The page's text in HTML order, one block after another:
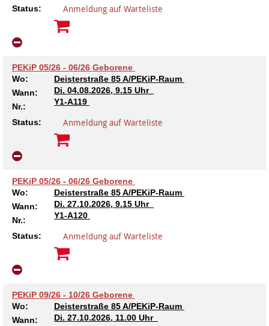
Status: Anmeldung auf Warteliste
PEKiP 05/26 - 06/26 Geborene
Wo:
Deisterstraße 85 A/PEKiP-Raum
Wann:
Di. 04.08.2026, 9.15 Uhr
Nr.:
Y1-A119
Status: Anmeldung auf Warteliste
PEKiP 05/26 - 06/26 Geborene
Wo:
Deisterstraße 85 A/PEKiP-Raum
Wann:
Di. 27.10.2026, 9.15 Uhr
Nr.:
Y1-A120
Status: Anmeldung auf Warteliste
PEKiP 09/26 - 10/26 Geborene
Wo:
Deisterstraße 85 A/PEKiP-Raum
Wann:
Di. 27.10.2026, 11.00 Uhr